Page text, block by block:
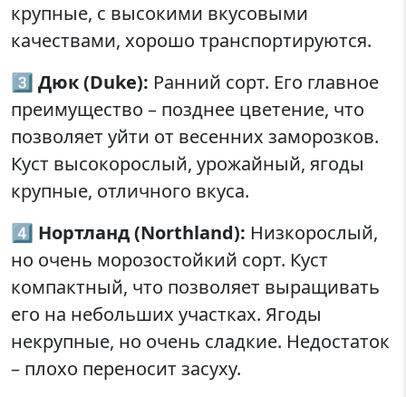
крупные, с высокими вкусовыми
качествами, хорошо транспортируются.
3️⃣ Дюк (Duke): Ранний сорт. Его главное
преимущество – позднее цветение, что
позволяет уйти от весенних заморозков.
Куст высокорослый, урожайный, ягоды
крупные, отличного вкуса.
4️⃣ Нортланд (Northland): Низкорослый,
но очень морозостойкий сорт. Куст
компактный, что позволяет выращивать
его на небольших участках. Ягоды
некрупные, но очень сладкие. Недостаток
– плохо переносит засуху.